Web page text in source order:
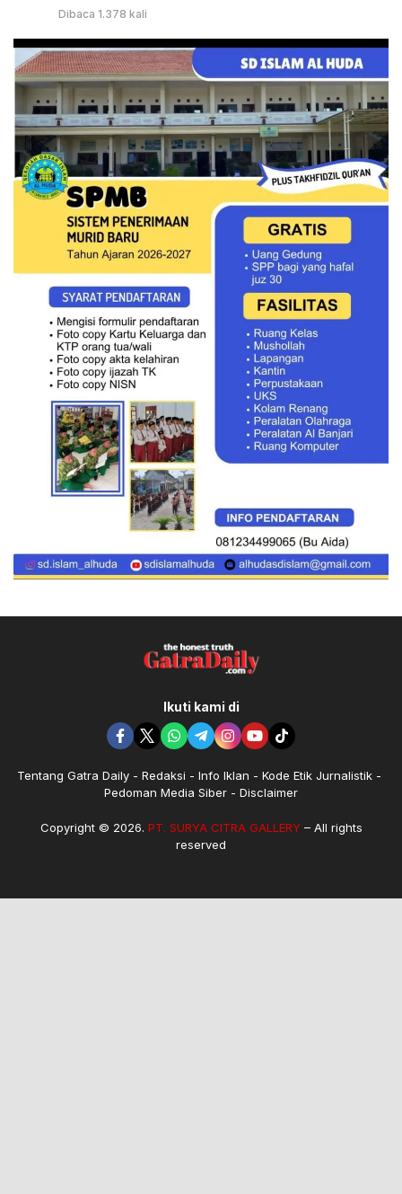
Dibaca 1.378 kali
Ikuti kami di
Tentang Gatra Daily Redaksi Info Iklan
Kode Etik Jurnalistik
Pedoman Media Siber
Disclaimer
Copyright © 2026. PT. SURYA CITRA GALLERY– All rights
reserved